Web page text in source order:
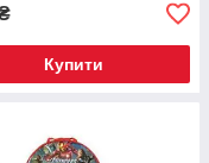
Купити